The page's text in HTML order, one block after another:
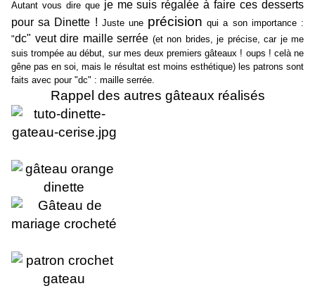
Autant vous dire que je me suis régalée à faire ces desserts
pour sa Dinette ! Juste une précision qui a son importance :
"dc" veut dire maille serrée (et non brides, je précise, car je me
suis trompée au début, sur mes deux premiers gâteaux ! oups ! celà ne
gêne pas en soi, mais le résultat est moins esthétique) les patrons sont
faits avec pour "dc" : maille serrée.
Rappel des autres gâteaux réalisés